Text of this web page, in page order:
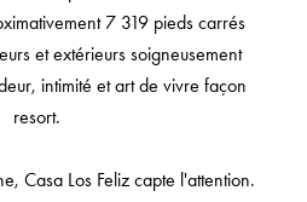
7 319 pieds carrés
et extérieurs soigneusement
intimité et art de vivre façon
resort.
Casa Los Feliz capte l'attention.